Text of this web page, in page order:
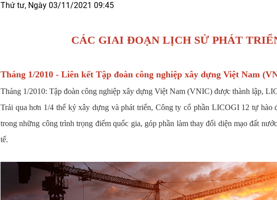
Thứ tư, Ngày 03/11/2021 09:45
CÁC GIAI ĐOẠN LỊCH SỬ PHÁT
Tháng 1/2010 - Liên kết Tập đoàn công nghiệp xây dựng Việt Nam
Tháng 1/2010: Tập đoàn công nghiệp xây dựng Việt Nam (VNIC) được thành lập,
Trải qua hơn 1/4 thế kỷ xây dựng và phát triển, Công ty cổ phần LICOGI 12 tự hào
trong những công trình trọng điểm quốc gia, góp phần làm thay đổi diện mạo đất
tế.